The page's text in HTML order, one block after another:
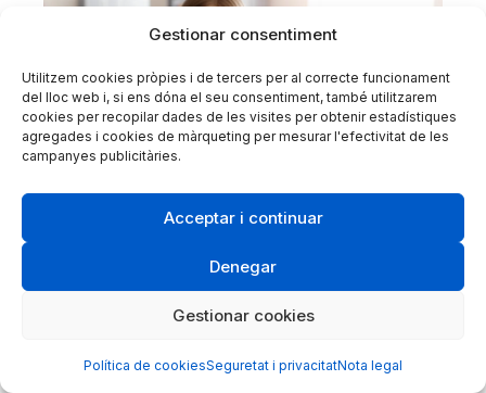
Gestionar consentiment
Utilitzem cookies pròpies i de tercers per al correcte funcionament
del lloc web i, si ens dóna el seu consentiment, també utilitzarem
cookies per recopilar dades de les visites per obtenir estadístiques
agregades i cookies de màrqueting per mesurar l'efectivitat de les
campanyes publicitàries.
Acceptar i continuar
Denegar
Gestionar cookies
Política de cookiesSeguretat i privacitatNota legal
Imatge de Freepik.
Com imagineu el futur de
l’avaluació i la gestió docent